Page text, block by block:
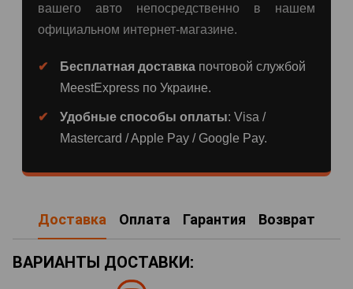
вашего авто непосредственно в нашем
официальном интернет-магазине.
Бесплатная доставка почтовой службой
MeestExpress по Украине.
Удобные способы оплаты: Visa /
Mastercard / Apple Pay / Google Pay.
Доставка Оплата Гарантия Возврат
ВАРИАНТЫ ДОСТАВКИ: